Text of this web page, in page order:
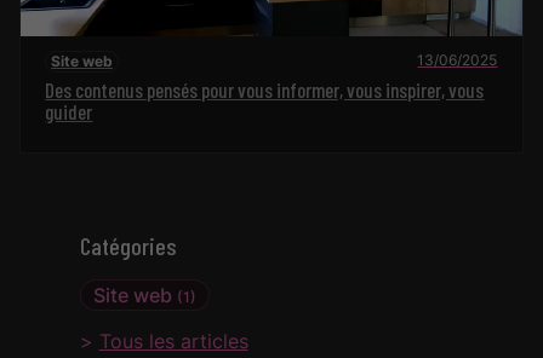
Catégories
Site web (1)
Tous les articles
Site web 13/06/2025
Des contenus pensés pour vous informer, vous inspirer, vous
guider